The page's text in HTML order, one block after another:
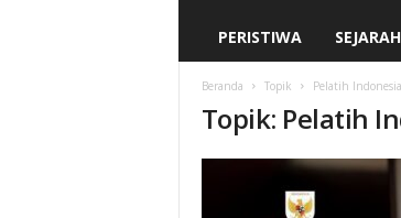
PERISTIWA SEJARAH
Beranda Topik Pelatih Indonesia
Topik: Pelatih